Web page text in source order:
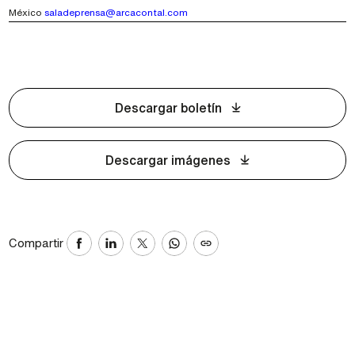
México saladeprensa@arcacontal.com
Descargar boletín
Descargar imágenes
Compartir